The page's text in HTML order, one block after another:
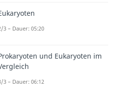
3 – Dauer: 05:20
und Eukaryoten im
3 – Dauer: 06:12